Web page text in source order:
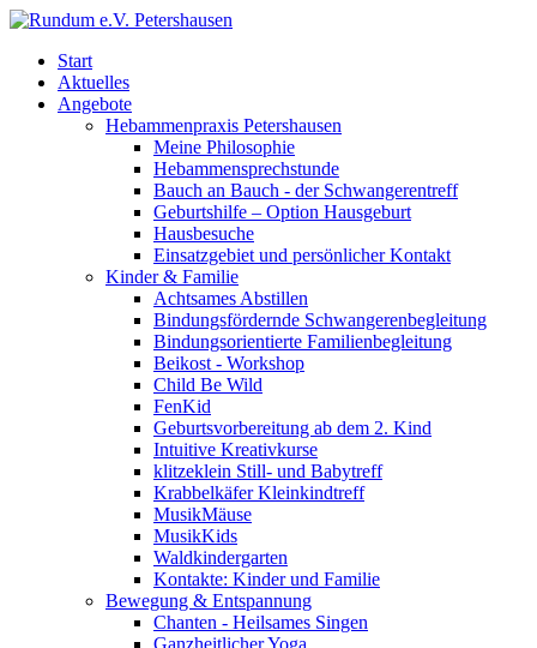
Start
Aktuelles
Angebote
Hebammenpraxis Petershausen
Meine Philosophie
Hebammensprechstunde
Bauch an Bauch - der Schwangerentreff
Geburtshilfe – Option Hausgeburt
Hausbesuche
Einsatzgebiet und persönlicher Kontakt
Kinder & Familie
Achtsames Abstillen
Bindungsfördernde Schwangerenbegleitung
Bindungsorientierte Familienbegleitung
Beikost - Workshop
Child Be Wild
FenKid
Geburtsvorbereitung ab dem 2. Kind
Intuitive Kreativkurse
klitzeklein Still- und Babytreff
Krabbelkäfer Kleinkindtreff
MusikMäuse
MusikKids
Waldkindergarten
Kontakte: Kinder und Familie
Bewegung & Entspannung
Chanten - Heilsames Singen
Ganzheitlicher Yoga